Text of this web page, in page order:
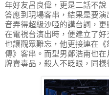
年好友呂良偉，更是二話不
答應到現場客串，結果是要
音弄得超級沙啞的講台詞，
在電視台演出時，便建立了好
也讓觀眾難忘，他更接連在
傳》客串。而型男鄭浩南也
牌賣毒品，殺人不眨眼，同樣